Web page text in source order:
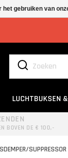
LUCHTBUKSEN
BOVEN DE € 100,-
SUPPRESSOR
het gebruiken van